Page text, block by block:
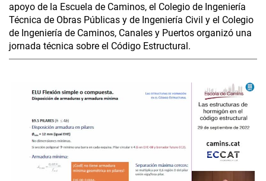
apoyo de la Escuela de Caminos, el Colegio de Ingeniería
Técnica de Obras Públicas y de Ingeniería Civil y el Colegio
de Ingeniería de Caminos, Canales y Puertos organizó una
jornada técnica sobre el Código Estructural.